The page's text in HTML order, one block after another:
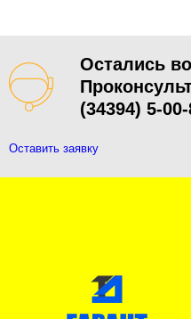
Остались
(34394) 5-
Оставить заявку